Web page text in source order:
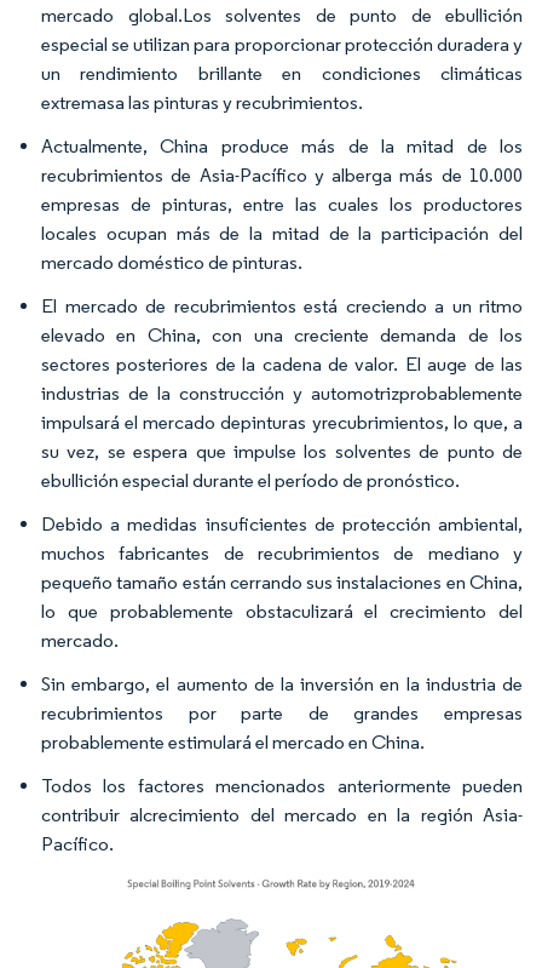
mercado global.Los solventes de punto de ebullición
especial se utilizan para proporcionar protección duradera y
un rendimiento brillante en condiciones climáticas
extremasa las pinturas y recubrimientos.
Actualmente, China produce más de la mitad de los
recubrimientos de Asia-Pacífico y alberga más de 10.000
empresas de pinturas, entre las cuales los productores
locales ocupan más de la mitad de la participación del
mercado doméstico de pinturas.
El mercado de recubrimientos está creciendo a un ritmo
elevado en China, con una creciente demanda de los
sectores posteriores de la cadena de valor. El auge de las
industrias de la construcción y automotrizprobablemente
impulsará el mercado depinturas yrecubrimientos, lo que, a
su vez, se espera que impulse los solventes de punto de
ebullición especial durante el período de pronóstico.
Debido a medidas insuficientes de protección ambiental,
muchos fabricantes de recubrimientos de mediano y
pequeño tamaño están cerrando sus instalaciones en China,
lo que probablemente obstaculizará el crecimiento del
mercado.
Sin embargo, el aumento de la inversión en la industria de
recubrimientos por parte de grandes empresas
probablemente estimulará el mercado en China.
Todos los factores mencionados anteriormente pueden
contribuir alcrecimiento del mercado en la región Asia-
Pacífico.